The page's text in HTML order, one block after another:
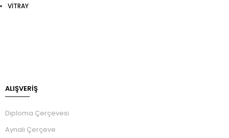
VITRAY
ALIŞVERİŞ
Diploma Çerçevesi
Aynalı Çerçeve